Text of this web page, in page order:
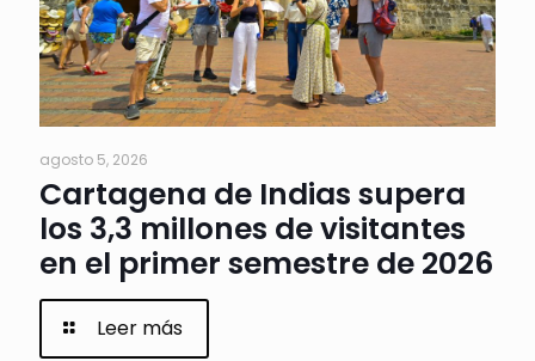
agosto 5, 2026
Cartagena de Indias supera
los 3,3 millones de visitantes
en el primer semestre de 2026
Leer más